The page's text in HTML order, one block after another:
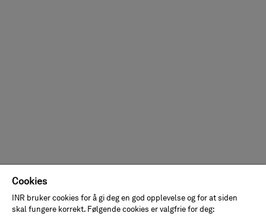
Cookies
INR bruker cookies for å gi deg en god opplevelse og for at siden
skal fungere korrekt. Følgende cookies er valgfrie for deg: